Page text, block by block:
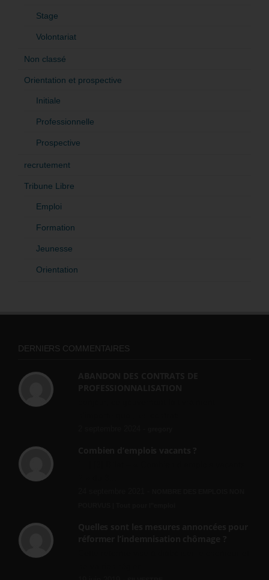
Stage
Volontariat
Non classé
Orientation et prospective
Initiale
Professionnelle
Prospective
recrutement
Tribune Libre
Emploi
Formation
Jeunesse
Orientation
DERNIERS COMMENTAIRES